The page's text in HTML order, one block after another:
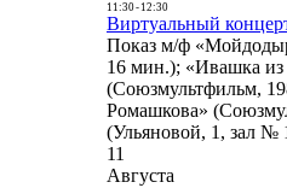
11:30- 12:30
Виртуальный
Показ м/ф
16 мин.); «Ивашка
(Союзмультфильм,
Ромашкова»
(Ульяновой, 1, зал №
11
Августа